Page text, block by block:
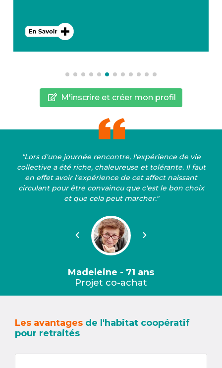
M'inscrire et créer mon profil
"Lors d'une journée rencontre, l'expérience de vie
collective a été riche, chaleureuse et tolérante. Il faut
en effet avoir l'expérience de cet affect naissant
circulant pour être convaincu que c'est le bon choix
et que cela peut marcher."
Précédent Suivant
Madeleine - 71 ans
Projet co-achat
Les avantages de l'habitat coopératif
pour retraités